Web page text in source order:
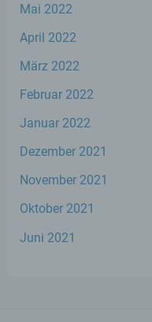
Mai 2022
April 2022
März 2022
Februar 2022
Januar 2022
Dezember 2021
November 2021
Oktober 2021
Juni 2021
Markierung
ihre künftige
e) Profiling
Verarbeitung
Aspekte, die